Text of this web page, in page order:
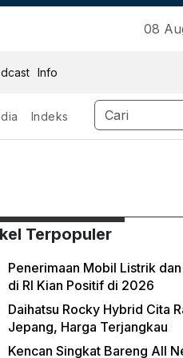
08
Info
Indeks
Terpopuler
Penerimaan Mobil Listrik
di RI Kian Positif di 2026
Daihatsu Rocky Hybrid Cita
Jepang, Harga Terjangkau
Kencan Singkat Bareng All